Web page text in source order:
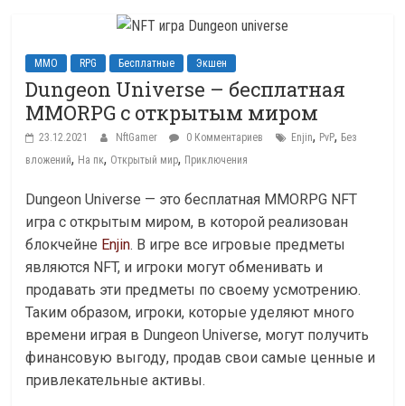
MMO RPG Бесплатные Экшен
Dungeon Universe – бесплатная
MMORPG с открытым миром
23.12.2021 NftGamer 0 Комментариев Enjin, PvP,Без
вложений, На пк, Открытый мир, Приключения
Dungeon Universe — это бесплатная MMORPG NFT
игра с открытым миром, в которой реализован
блокчейне Enjin. В игре все игровые предметы
являются NFT, и игроки могут обменивать и
продавать эти предметы по своему усмотрению.
Таким образом, игроки, которые уделяют много
времени играя в Dungeon Universe, могут получить
финансовую выгоду, продав свои самые ценные и
привлекательные активы.